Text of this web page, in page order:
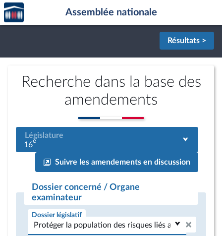
Aller au contenu
Aller en bas de la page
Accèder
à la
page
Assemblée nationale
Résultats >
Recherche dans la base des
amendements
Législature
16e
Suivre les amendements en discussion
Dossier concerné / Organe
examinateur
Dossier législatif